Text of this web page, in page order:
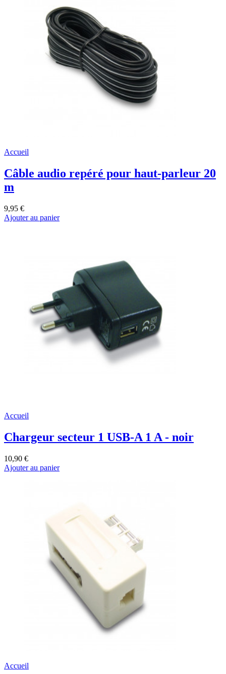
Accueil
Câble audio repéré pour haut-parleur 20
m
9,95 €
Ajouter au panier
Accueil
Chargeur secteur 1 USB-A 1 A - noir
10,90 €
Ajouter au panier
Accueil